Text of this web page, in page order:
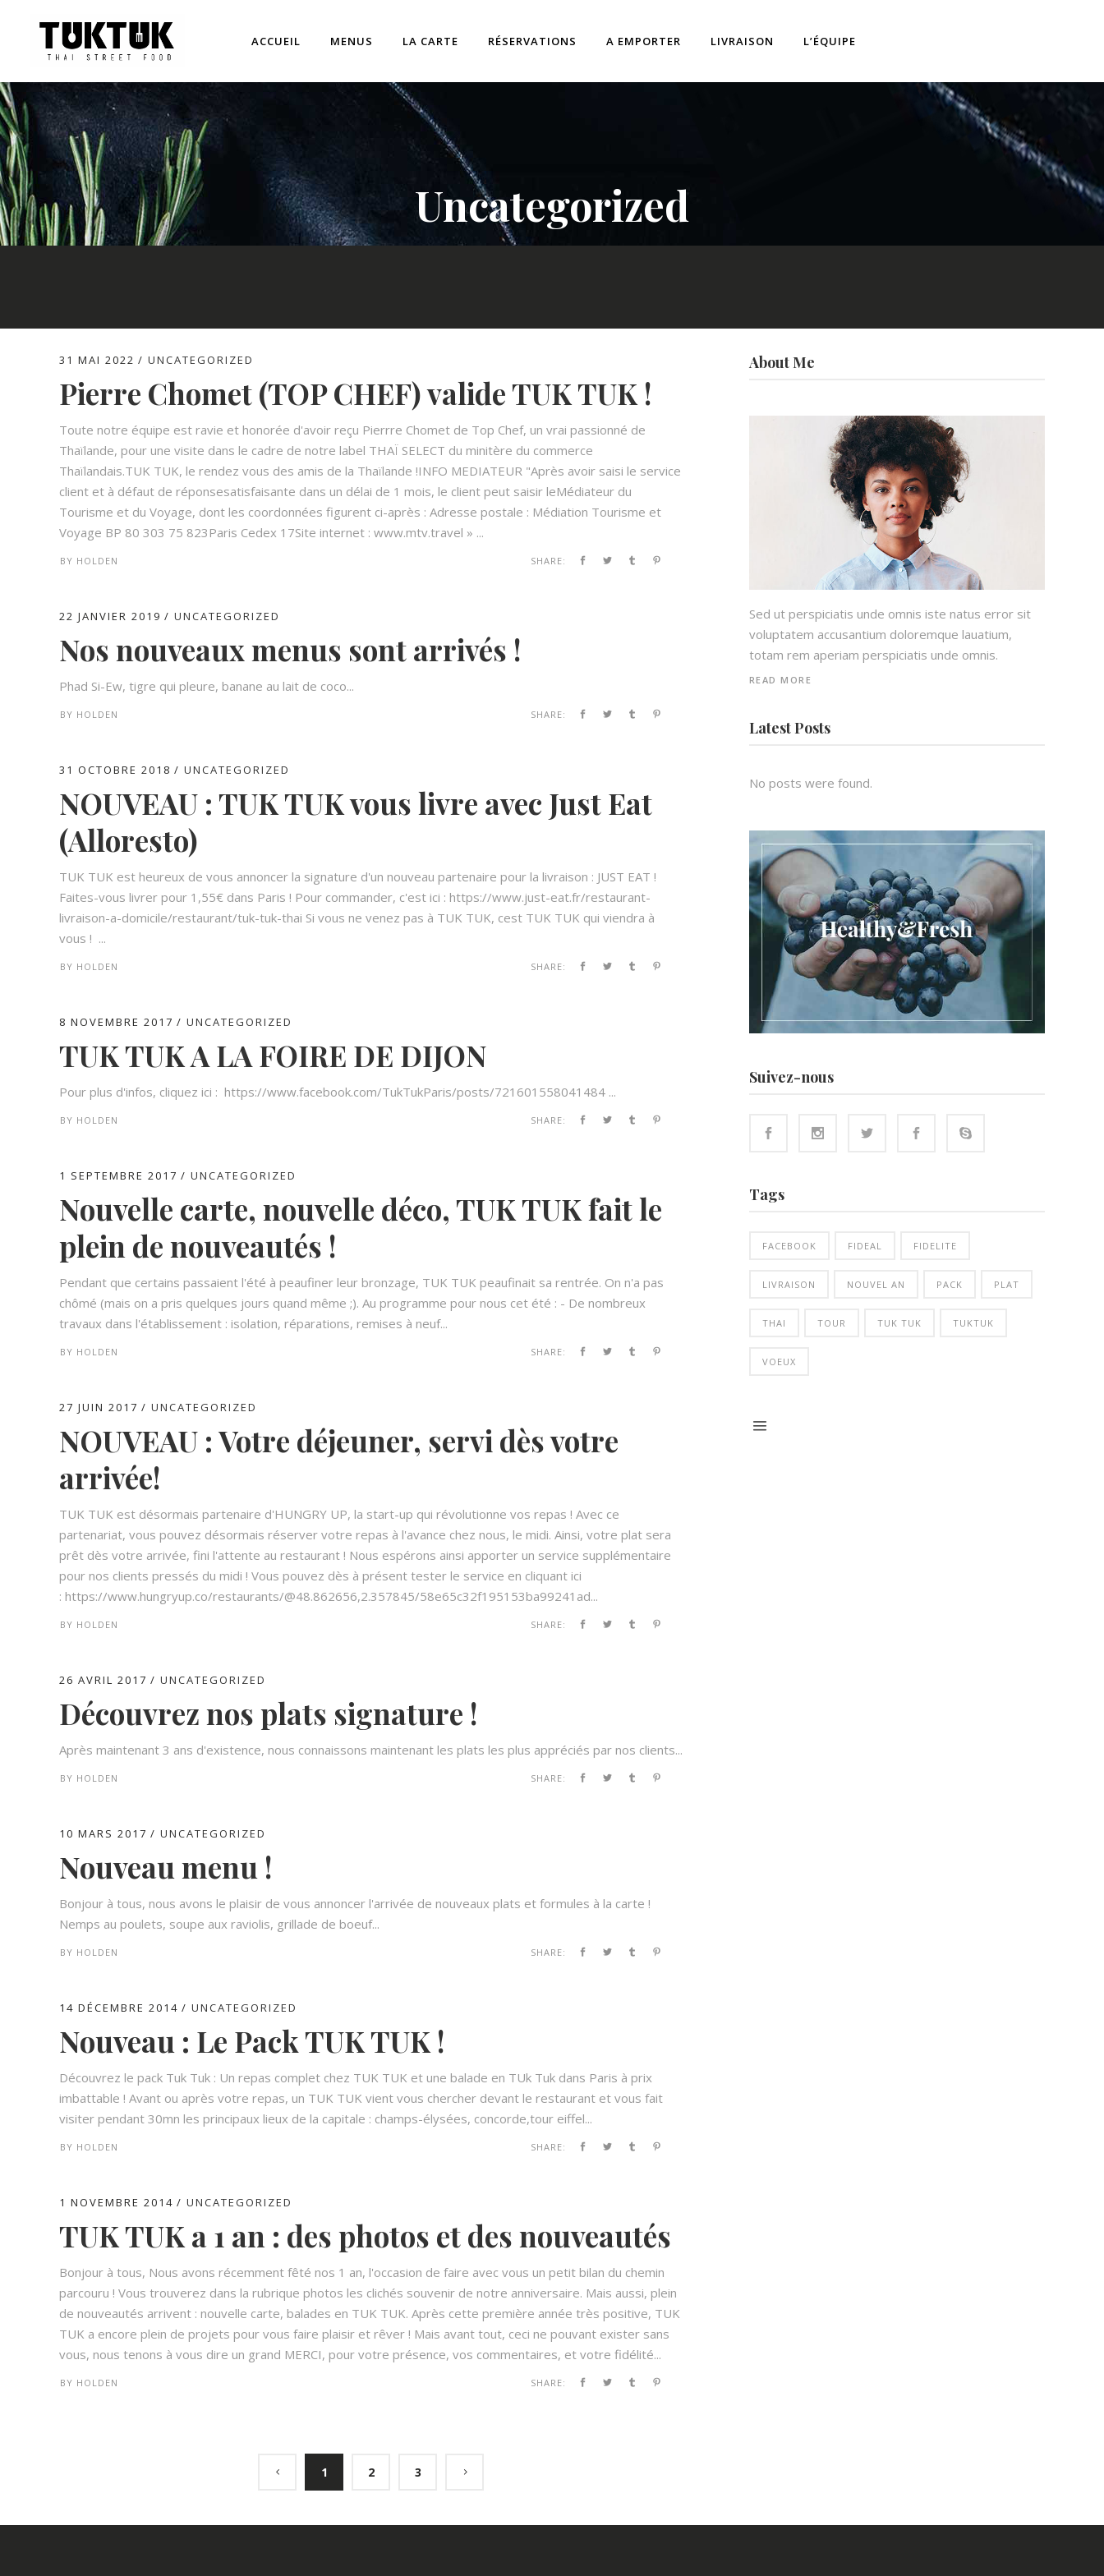
ACCUEIL MENUS LA CARTE RÉSERVATIONS A EMPORTER LIVRAISON L’ÉQUIPE
Uncategorized
31 MAI 2022 UNCATEGORIZED
Pierre Chomet (TOP CHEF) valide TUK TUK !
Toute notre équipe est ravie et honorée d'avoir reçu Pierrre Chomet de Top Chef, un vrai passionné de
Thaïlande, pour une visite dans le cadre de notre label THAÏ SELECT du minitère du commerce
Thaïlandais.TUK TUK, le rendez vous des amis de la Thaïlande !INFO MEDIATEUR "Après avoir saisi le service
client et à défaut de réponsesatisfaisante dans un délai de 1 mois, le client peut saisir leMédiateur du
Tourisme et du Voyage, dont les coordonnées figurent ci-après : Adresse postale : Médiation Tourisme et
Voyage BP 80 303 75 823Paris Cedex 17Site internet : www.mtv.travel » ...
BY HOLDEN SHARE:
22 JANVIER 2019 UNCATEGORIZED
Nos nouveaux menus sont arrivés !
Phad Si-Ew, tigre qui pleure, banane au lait de coco...
BY HOLDEN SHARE:
31 OCTOBRE 2018 UNCATEGORIZED
NOUVEAU : TUK TUK vous livre avec Just Eat
(Alloresto)
TUK TUK est heureux de vous annoncer la signature d'un nouveau partenaire pour la livraison : JUST EAT !
Faites-vous livrer pour 1,55€ dans Paris ! Pour commander, c'est ici : https://www.just-eat.fr/restaurant-
livraison-a-domicile/restaurant/tuk-tuk-thai Si vous ne venez pas à TUK TUK, cest TUK TUK qui viendra à
vous ! ...
BY HOLDEN SHARE:
8 NOVEMBRE 2017 UNCATEGORIZED
TUK TUK A LA FOIRE DE DIJON
Pour plus d'infos, cliquez ici : https://www.facebook.com/TukTukParis/posts/721601558041484 ...
BY HOLDEN SHARE:
1 SEPTEMBRE 2017 UNCATEGORIZED
Nouvelle carte, nouvelle déco, TUK TUK fait le
plein de nouveautés !
Pendant que certains passaient l'été à peaufiner leur bronzage, TUK TUK peaufinait sa rentrée. On n'a pas
chômé (mais on a pris quelques jours quand même ;). Au programme pour nous cet été : - De nombreux
travaux dans l'établissement : isolation, réparations, remises à neuf...
BY HOLDEN SHARE:
27 JUIN 2017 UNCATEGORIZED
NOUVEAU : Votre déjeuner, servi dès votre
arrivée!
TUK TUK est désormais partenaire d'HUNGRY UP, la start-up qui révolutionne vos repas ! Avec ce
partenariat, vous pouvez désormais réserver votre repas à l'avance chez nous, le midi. Ainsi, votre plat sera
prêt dès votre arrivée, fini l'attente au restaurant ! Nous espérons ainsi apporter un service supplémentaire
pour nos clients pressés du midi ! Vous pouvez dès à présent tester le service en cliquant ici
: https://www.hungryup.co/restaurants/@48.862656,2.357845/58e65c32f195153ba99241ad...
BY HOLDEN SHARE:
26 AVRIL 2017 UNCATEGORIZED
Découvrez nos plats signature !
Après maintenant 3 ans d'existence, nous connaissons maintenant les plats les plus appréciés par nos clients...
BY HOLDEN SHARE:
10 MARS 2017 UNCATEGORIZED
Nouveau menu !
Bonjour à tous, nous avons le plaisir de vous annoncer l'arrivée de nouveaux plats et formules à la carte !
Nemps au poulets, soupe aux raviolis, grillade de boeuf...
BY HOLDEN SHARE:
14 DÉCEMBRE 2014 UNCATEGORIZED
Nouveau : Le Pack TUK TUK !
Découvrez le pack Tuk Tuk : Un repas complet chez TUK TUK et une balade en TUk Tuk dans Paris à prix
imbattable ! Avant ou après votre repas, un TUK TUK vient vous chercher devant le restaurant et vous fait
visiter pendant 30mn les principaux lieux de la capitale : champs-élysées, concorde,tour eiffel...
BY HOLDEN SHARE:
1 NOVEMBRE 2014 UNCATEGORIZED
TUK TUK a 1 an : des photos et des nouveautés
Bonjour à tous, Nous avons récemment fêté nos 1 an, l'occasion de faire avec vous un petit bilan du chemin
parcouru ! Vous trouverez dans la rubrique photos les clichés souvenir de notre anniversaire. Mais aussi, plein
de nouveautés arrivent : nouvelle carte, balades en TUK TUK. Après cette première année très positive, TUK
TUK a encore plein de projets pour vous faire plaisir et rêver ! Mais avant tout, ceci ne pouvant exister sans
vous, nous tenons à vous dire un grand MERCI, pour votre présence, vos commentaires, et votre fidélité...
BY HOLDEN SHARE:
1 2 3
About Me
Sed ut perspiciatis unde omnis iste natus error sit
voluptatem accusantium doloremque lauatium,
totam rem aperiam perspiciatis unde omnis.
READ MORE
Latest Posts
No posts were found.
Suivez-nous
Tags
FACEBOOK FIDEAL FIDELITE
LIVRAISON NOUVEL AN PACK PLAT
THAI TOUR TUK TUK TUKTUK
VOEUX